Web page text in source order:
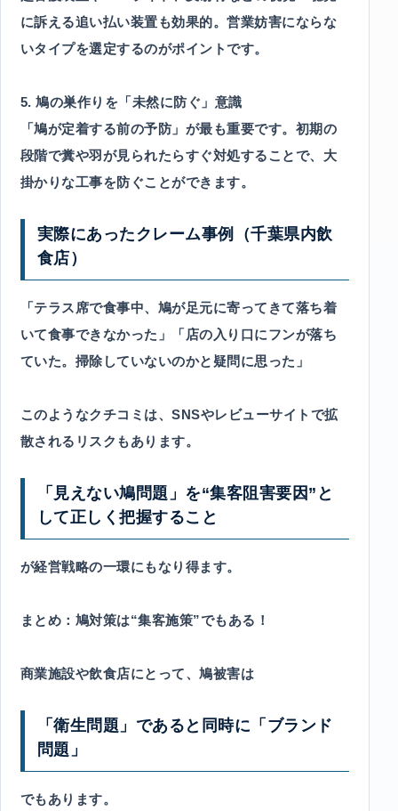
に訴える追い払い装置も効果的。営業妨害にならな
いタイプを選定するのがポイントです。
5. 鳩の巣作りを「未然に防ぐ」意識
「鳩が定着する前の予防」が最も重要です。初期の
段階で糞や羽が見られたらすぐ対処することで、大
掛かりな工事を防ぐことができます。
実際にあったクレーム事例（千葉県内飲
食店）
「テラス席で食事中、鳩が足元に寄ってきて落ち着
いて食事できなかった」「店の入り口にフンが落ち
ていた。掃除していないのかと疑問に思った」
このようなクチコミは、SNSやレビューサイトで拡
散されるリスクもあります。
「見えない鳩問題」を“集客阻害要因”と
して正しく把握すること
が経営戦略の一環にもなり得ます。
まとめ：鳩対策は“集客施策”でもある！
商業施設や飲食店にとって、鳩被害は
「衛生問題」であると同時に「ブランド
問題」
でもあります。